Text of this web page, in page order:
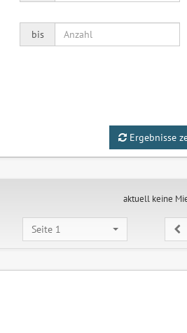
bis
Ergebnisse
aktuell keine
Seite 1